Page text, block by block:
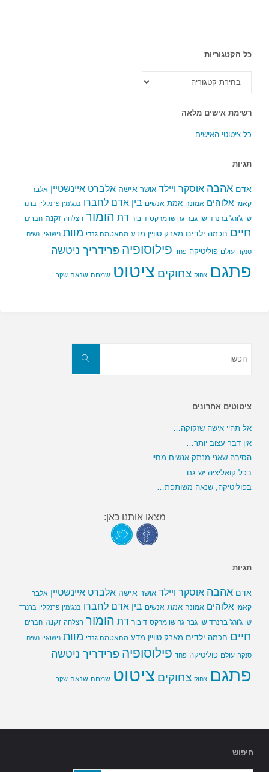
כל הקטגוריות
הקטגוריות
רשימת אישים מלאה
כל ציטוטי האישים
תגיות
אדם אהבה אוסקר ויילד אושר אישה אלברט איינשטיין אלבר
קאמי אלוהים אמונה אמת אנשים בין אדם לחברו בנג'מין פרנקלין ברנרד
שו ג'ורג' ברנרד שו גבר גרושו מרקס דיבור דת הומור הצלחה זקנה חברים
חיים חכמה ילדים מארק טוויין מדע מהאטמה גנדי מוות נישואין נשים
סנקה עולם פוליטיקה פחד פילוסופיה פרידריך ניטשה
פתגם צחוק צחוקים ציטוט שמחה שנאה שקר
חפשו
ציטוטים אחרונים
אל תהיי אישה שזקוקה…
אין דבר עצוב יותר…
הסיבה שאני מנתק אנשים מחיי…
בכל קואליציה יש גם…
בפוליטיקה, שנאה משותפת…
מצאו אותנו כאן:
תגיות
אדם אהבה אוסקר ויילד אושר אישה אלברט איינשטיין אלבר
קאמי אלוהים אמונה אמת אנשים בין אדם לחברו בנג'מין פרנקלין ברנרד
שו ג'ורג' ברנרד שו גבר גרושו מרקס דיבור דת הומור הצלחה זקנה חברים
חיים חכמה ילדים מארק טוויין מדע מהאטמה גנדי מוות נישואין נשים
סנקה עולם פוליטיקה פחד פילוסופיה פרידריך ניטשה
פתגם צחוק צחוקים ציטוט שמחה שנאה שקר
חיפוש